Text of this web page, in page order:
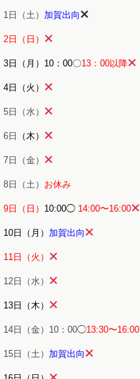
1日（土） 加賀出向
2日（日）
3日（月）10：00〇13：00以降
4日（火）
5日（水）
6日 （木）
7日（金）
8日（土） お休み
9日（日） 10:00◯ 14:00〜16:00
10日（月） 加賀出向
11日（火）
12日（水）
13日（木）
14日（金）10：00◯13:30〜16:00
15日（土） 加賀出向